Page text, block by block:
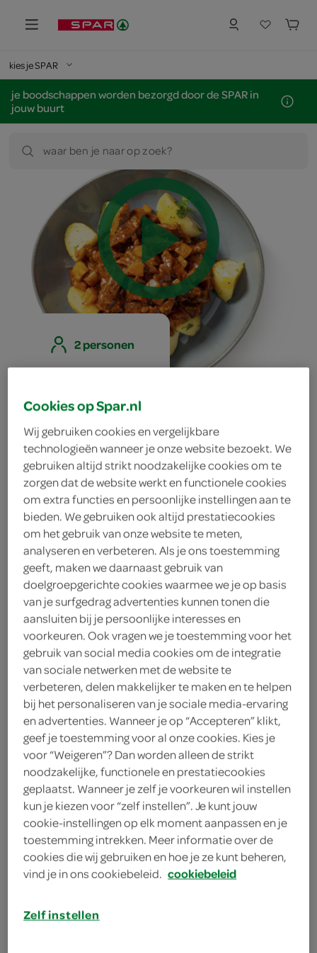
kies je SPAR
je boodschappen worden bezorgd door de SPAR in
jouw buurt
waar ben je naar op zoek?
2 personen
snel stoofpotje
van
runderreepjes
met peperkoek
en bockbier
ingrediënten
1 snuf zout
1 snuf versgemalen peper
1 klontje roomboter
300 gram stoofpeertjes
2 eetlepels fijngesneden
krulpeterselie
400 gram voorgekookte
aardappels
1 plakje peperkoek
Cookies op Spar.nl
Wij gebruiken cookies en vergelijkbare
technologieën wanneer je onze website bezoekt. We
gebruiken altijd strikt noodzakelijke cookies om te
zorgen dat de website werkt en functionele cookies
om extra functies en persoonlijke instellingen aan te
bieden. We gebruiken ook altijd prestatiecookies
om het gebruik van onze website te meten,
analyseren en verbeteren. Als je ons toestemming
geeft, maken we daarnaast gebruik van
doelgroepgerichte cookies waarmee we je op basis
van je surfgedrag advertenties kunnen tonen die
aansluiten bij je persoonlijke interesses en
voorkeuren. Ook vragen we je toestemming voor het
gebruik van social media cookies om de integratie
van sociale netwerken met de website te
verbeteren, delen makkelijker te maken en te helpen
bij het personaliseren van je sociale media-ervaring
en advertenties. Wanneer je op “Accepteren” klikt,
geef je toestemming voor al onze cookies. Kies je
voor “Weigeren”? Dan worden alleen de strikt
noodzakelijke, functionele en prestatiecookies
geplaatst. Wanneer je zelf je voorkeuren wil instellen
kun je kiezen voor “zelf instellen”. Je kunt jouw
cookie-instellingen op elk moment aanpassen en je
toestemming intrekken. Meer informatie over de
cookies die wij gebruiken en hoe je ze kunt beheren,
vind je in ons cookiebeleid. cookiebeleid
Zelf instellen